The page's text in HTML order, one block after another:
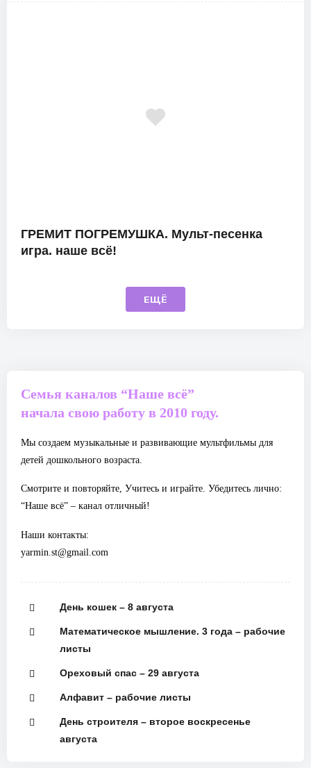
ГРЕМИТ ПОГРЕМУШКА. Мульт-песенка
игра. наше всё!
ЕЩЁ
Семья каналов “Наше всё”
начала свою работу в 2010 году.
Мы создаем музыкальные и развивающие мультфильмы для
детей дошкольного возраста.
Смотрите и повторяйте, Учитесь и играйте. Убедитесь лично:
“Наше всё” – канал отличный!
Наши контакты:
yarmin.st@gmail.com
День кошек – 8 августа
Математическое мышление. 3 года – рабочие
листы
Ореховый спас – 29 августа
Алфавит – рабочие листы
День строителя – второе воскресенье
августа